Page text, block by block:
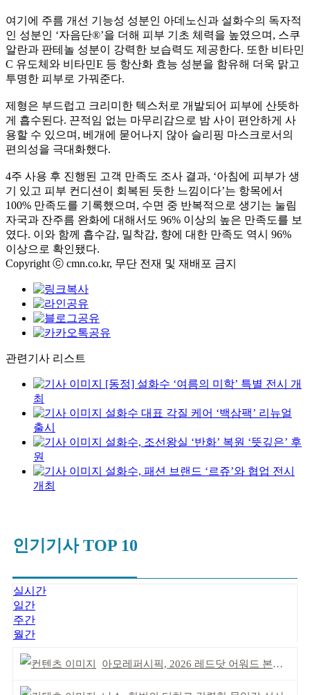
여기에 주름 개선 기능성 성분인 아데노신과 설화수의 독자적
인 성분인 ‘자음단®’을 더해 피부 기초 체력을 높였으며, 스쿠
알란과 판테놀 성분이 강력한 보습력도 제공한다. 또한 비타민
C 유도체와 비타민E 등 항산화 효능 성분을 함유해 더욱 맑고
투명한 피부로 가꿔준다.
제형은 부드럽고 크리미한 텍스처로 개발되어 피부에 산뜻하
게 흡수된다. 끈적임 없는 마무리감으로 밤 사이 편안하게 사
용할 수 있으며, 베개에 묻어나지 않아 슬리핑 마스크로서의
편의성을 극대화했다.
4주 사용 후 진행된 고객 만족도 조사 결과, ‘아침에 피부가 생
기 있고 피부 컨디션이 회복된 듯한 느낌이다’는 항목에서
100% 만족도를 기록했으며, 수면 중 반복적으로 생기는 눌림
자국과 잔주름 완화에 대해서도 96% 이상의 높은 만족도를 보
였다. 이와 함께 흡수감, 밀착감, 향에 대한 만족도 역시 96%
이상으로 확인됐다.
Copyright ⓒ cmn.co.kr, 무단 전재 및 재배포 금지
관련기사 리스트
[동정] 설화수 ‘여름의 미학’ 특별 전시 개
최
설화수 대표 각질 케어 ‘백삼팩’ 리뉴얼
출시
설화수, 조선왕실 ‘반화’ 복원 ‘뜻깊은’ 후
원
설화수, 패션 브랜드 ‘르쥬’와 협업 전시
개최
인기기사 TOP 10
실시간
일간
주간
월간
아모레퍼시픽, 2026 레드닷 어워드 본상 2개 수상